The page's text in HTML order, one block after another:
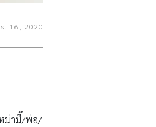
16, 2020
หม่ามี๊/พ่อ/